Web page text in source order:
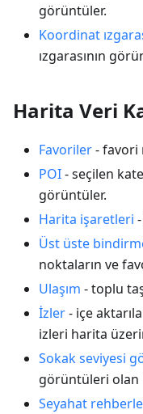
görüntüler.
Koordinat
ızgarasının
Harita Veri
Favoriler- favori
POI- seçilen
görüntüler.
Harita işaretleri
Üst üste
noktaların ve
Ulaşım - toplu
İzler- içe
izleri harita
Sokak seviyesi
görüntüleri olan
Seyahat